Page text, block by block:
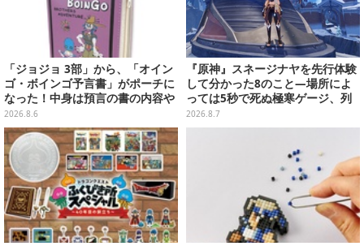
「ジョジョ 3部」から、「オイン
ゴ・ボインゴ予言書」がポーチに
なった！中身は預言の書の内容や
アニメ総柄デザインをプリント
2026.8.6
『原神』スネージナヤを先行体験
して分かった8のこと―場所によ
っては5秒で死ぬ極寒ゲージ、列
車は“ダイナミック途中下車”可能
など自由度高め
2026.8.7